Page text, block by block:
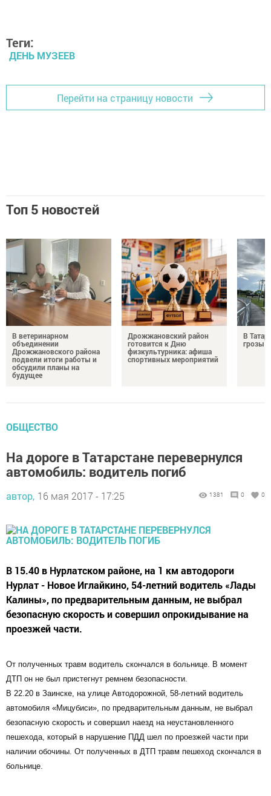
Теги:
ДЕНЬ МУЗЕЕВ
Перейти на страницу новости
Топ 5 новостей
В ветеринарном
объединении
Дрожжановского района
подвели итоги работы и
обсудили планы на
будущее
Дрожжановский район
готовится к Дню
физкультурника: афиша
спортивных мероприятий
В
грозы
ОБЩЕСТВО
На дороге в Татарстане перевернулся
автомобиль: водитель погиб
автор, 16 мая 2017 - 17:25 1381 0 0
В 15.40 в Нурлатском районе, на 1 км автодороги
Нурлат - Новое Иглайкино, 54-летний водитель «Лады
Калины», по предварительным данным, не выбрал
безопасную скорость и совершил опрокидывание на
проезжей части.
От полученных травм водитель скончался в больнице. В момент
ДТП он не был пристегнут ремнем безопасности.
В 22.20 в Заинске, на улице Автодорожной, 58-летний водитель
автомобиля «Мицубиси», по предварительным данным, не выбрал
безопасную скорость и совершил наезд на неустановленного
пешехода, который в нарушение ПДД шел по проезжей части при
наличии обочины. От полученных в ДТП травм пешеход скончался в
больнице.